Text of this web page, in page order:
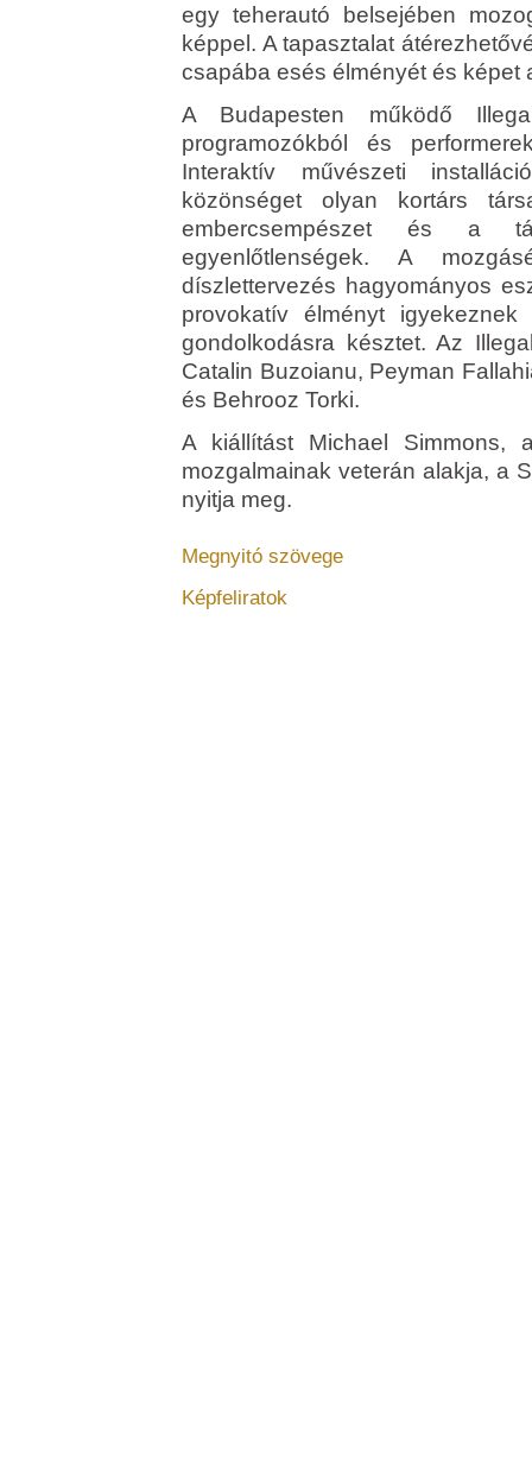
egy teherautó belsejében
képpel. A tapasztalat
csapába esés élményét és képet
A Budapesten működő
programozókból és
Interaktív művészeti
közönséget olyan kortárs
embercsempészet és a
egyenlőtlenségek. A
díszlettervezés hagyományos
provokatív élményt
gondolkodásra késztet. Az
Catalin Buzoianu, Peyman
és Behrooz Torki.
A kiállítást Michael Simmons,
mozgalmainak veterán alakja, a
nyitja meg.
Megnyitó szövege
Képfeliratok